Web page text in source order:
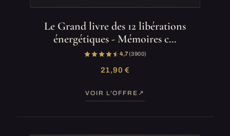
Le Grand livre des 12 libérations
énergétiques - Mémoires c…
4,7(3 900)
21,90 €
VOIR L'OFFRE